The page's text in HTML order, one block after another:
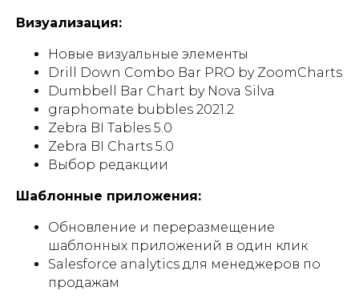
Визуализация:
Новые визуальные элементы
Drill Down Combo Bar PRO by ZoomCharts
Dumbbell Bar Chart by Nova Silva
graphomate bubbles 2021.2
Zebra BI Tables 5.0
Zebra BI Charts 5.0
Выбор редакции
Шаблонные приложения:
Обновление и переразмещение
шаблонных приложений в один клик
Salesforce analytics для менеджеров по
продажам